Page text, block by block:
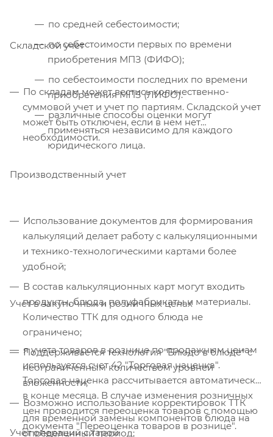
по средней себестоимости;
по себестоимости первых по времени
приобретения МПЗ (ФИФО);
по себестоимости последних по времени
приобретения МПЗ (ЛИФО).
различные способы оценки могут
применяться независимо для каждого
юридического лица.
Складской учет
По складам может вестись количественно-
суммовой учет и учет по партиям. Складской учет
может быть отключен, если в нем нет
необходимости.
Производственный учет
Использование документов для формирования
калькуляций делает работу с калькуляционными
и технико-технологическими картами более
удобной;
В состав калькуляционных карт могут входить
продукты, блюда, полуфабрикаты и материалы.
Количество ТТК для одного блюда не
ограничено;
Поддерживается технология "Блюдо в блюде" с
неограниченным количеством уровней
вложенности;
Возможно использование корректировок ТТК
для временной замены компонентов блюда на
определенный период;
Учет в закупочных и розничных ценах
я учета товаров в рознице по продажным ценам
используется счет 42 "Торговая наценка".
Торговая наценка рассчитывается автоматически
в конце месяца. В случае изменения розничных
цен проводится переоценка товаров с помощью
документа "Переоценка товаров в рознице".
Учет операций с тарой